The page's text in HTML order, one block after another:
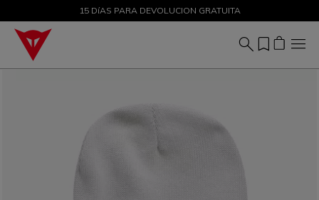
DESCUENTOS DE HASTA EL 50 % – ¡COMPRA AHORA
15 DíAS PARA DEVOLUCION GRATUITA